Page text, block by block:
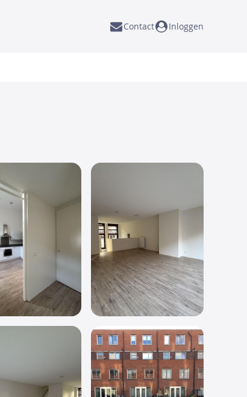
Contact Inloggen